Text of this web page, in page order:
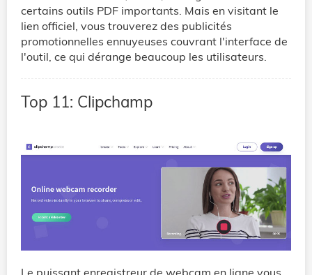
certains outils PDF importants. Mais en visitant le
lien officiel, vous trouverez des publicités
promotionnelles ennuyeuses couvrant l'interface de
l'outil, ce qui dérange beaucoup les utilisateurs.
Top 11: Clipchamp
Le puissant enregistreur de webcam en ligne vous